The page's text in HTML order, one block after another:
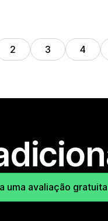
2 3 4
uma avaliação